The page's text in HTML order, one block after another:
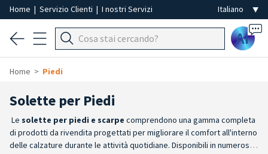
Home | Servizio Clienti | I nostri Servizi
Ai
Home Piedi
Solette per Piedi
Le solette per piedi e scarpe comprendono una gamma completa
di prodotti da rivendita progettati per migliorare il comfort all'interno
delle calzature durante le attività quotidiane. Disponibili in numerosi